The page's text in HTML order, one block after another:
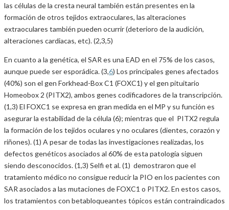
las células de la cresta neural también están presentes en la
formación de otros tejidos extraoculares, las alteraciones
extraoculares también pueden ocurrir (deterioro de la audición,
alteraciones cardiacas, etc). (2,3,5)
En cuanto a la genética, el SAR es una EAD en el 75% de los casos,
aunque puede ser esporádica. (3,6) Los principales genes afectados
(40%) son el gen Forkhead-Box C1 (FOXC1) y el gen pituitario
Homeobox 2 (PITX2), ambos genes codificadores de la transcripción.
(1,3) El FOXC1 se expresa en gran medida en el MP y su función es
asegurar la estabilidad de la célula (6); mientras que el PITX2 regula
la formación de los tejidos oculares y no oculares (dientes, corazón y
riñones). (1) A pesar de todas las investigaciones realizadas, los
defectos genéticos asociados al 60% de esta patología siguen
siendo desconocidos. (1,3) Selfi et al. (1) demostraron que el
tratamiento médico no consigue reducir la PIO en los pacientes con
SAR asociados a las mutaciones de FOXC1 o PITX2. En estos casos,
los tratamientos con betabloqueantes tópicos están contraindicados